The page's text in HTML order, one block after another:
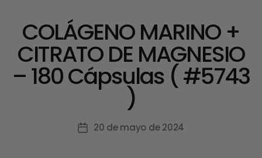
COLÁGENO MARINO +
CITRATO DE MAGNESIO
– 180 Cápsulas ( #5743
)
20 de mayo de 2024